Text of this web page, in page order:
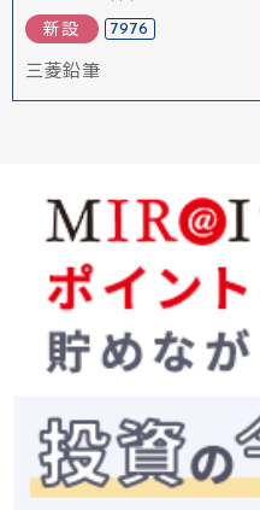
新設 7976
三菱鉛筆